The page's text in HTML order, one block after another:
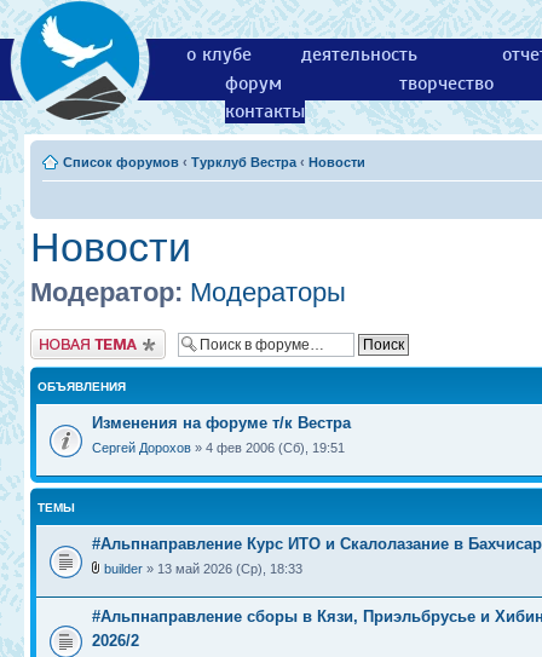
о клубе деятельность
форум
творчество
контакты
Список форумов ‹ Турклуб Вестра ‹ Новости
Новости
Модератор: Модераторы
Новая тема
ОБЪЯВЛЕНИЯ
Изменения на форуме т/к Вестра
Сергей Дорохов » 4 фев 2006 (Сб), 19:51
ТЕМЫ
#Альпнаправление Курс ИТО и Скалолазание в
builder » 13 май 2026 (Ср), 18:33
#Альпнаправление сборы в Кязи, Приэльбрусье и
2026/2